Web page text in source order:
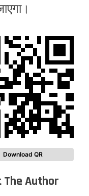
Download QR
The Author